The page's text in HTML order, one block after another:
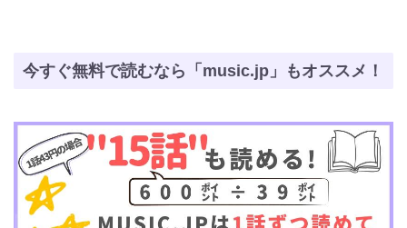
今すぐ無料で読むなら「music.jp」もオススメ！